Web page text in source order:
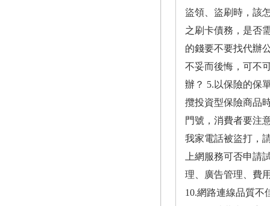
盜領、盜刷時，該
之刷卡債務，是否
的錢要不要找代辦
不妥而後悔，可不
辦？ 5.以保險的保
攬投資型保險商品
門號，消費者要注
我家電話被盜打，
上網服務可否申請
理、廣告管理、費
10.網路連線品質不